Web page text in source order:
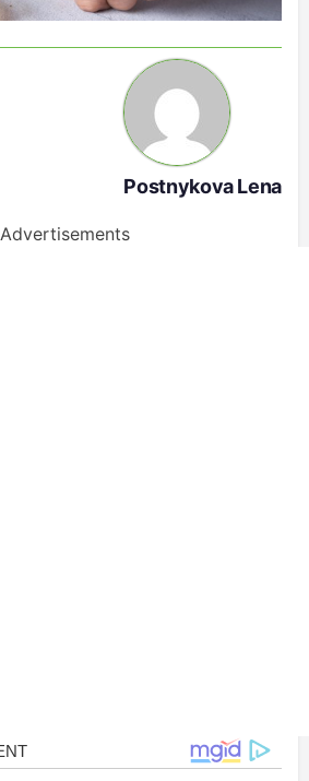
Postnykova Lena
Advertisements